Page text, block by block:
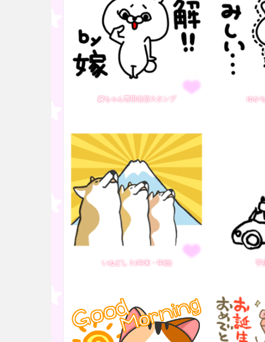
嫁ちゃん専用名前スタンプ ゆか
いぬどし 3 (年末・年始) 芋